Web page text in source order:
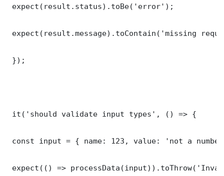
expect(result.status).toBe('error');
expect(result.message).toContain('missing
});
it('should validate input types', () => {
const input = { name: 123, value: 'not a
expect(() =>